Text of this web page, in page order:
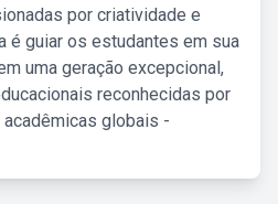
por criatividade e
é guiar os estudantes em sua
uma geração excepcional,
reconhecidas por
globais -